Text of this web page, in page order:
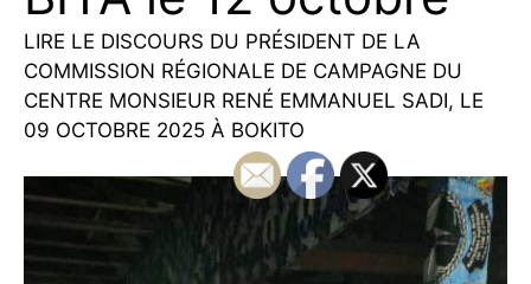
LIRE LE DISCOURS DU PRÉSIDENT DE LA
COMMISSION RÉGIONALE DE CAMPAGNE DU
CENTRE MONSIEUR RENÉ EMMANUEL SADI, LE
09 OCTOBRE 2025 À BOKITO